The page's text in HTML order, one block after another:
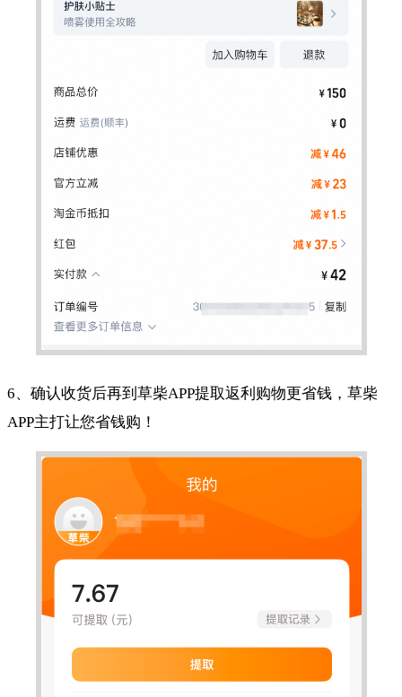
6、确认收货后再到草柴APP提取返利购物更省钱，草柴
APP主打让您省钱购！